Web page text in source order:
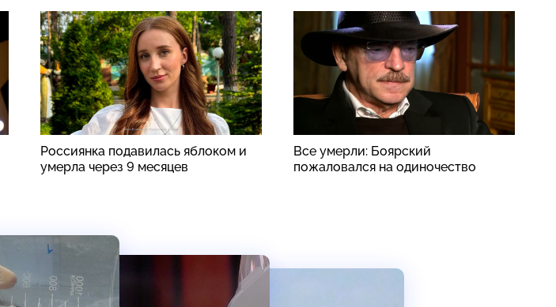
Россиянка подавилась яблоком и
умерла через 9 месяцев
Все умерли: Боярский
пожаловался на одиночество